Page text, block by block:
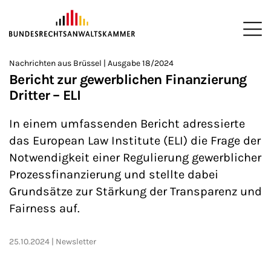
ZUM HAUPTINHALT SPRINGEN
Sie befinden sich hier:
>
Startseite
>
Newsroom
>
Newsletter
>
Nachrichten aus Brüssel
Nachrichten aus Brüssel | Ausgabe 18/2024
Bericht zur gewerblichen Finanzierung
Dritter – ELI
In einem umfassenden Bericht adressierte
das European Law Institute (ELI) die Frage der
Notwendigkeit einer Regulierung gewerblicher
Prozessfinanzierung und stellte dabei
Grundsätze zur Stärkung der Transparenz und
Fairness auf.
25.10.2024 Newsletter